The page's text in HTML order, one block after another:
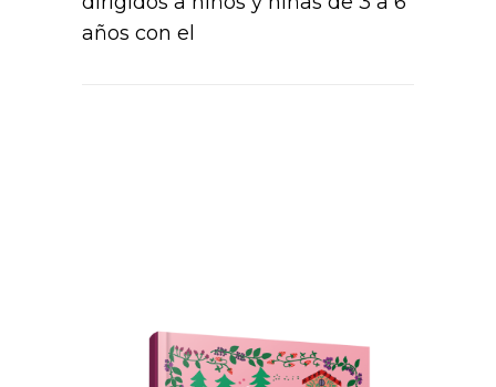
años con el